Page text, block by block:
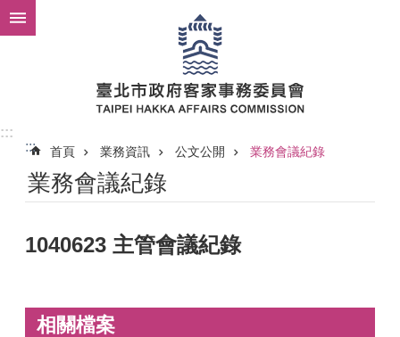
跳到主要內容區塊
:::
:::
首頁 業務資訊 公文公開 業務會議紀錄
業務會議紀錄
1040623 主管會議紀錄
相關檔案